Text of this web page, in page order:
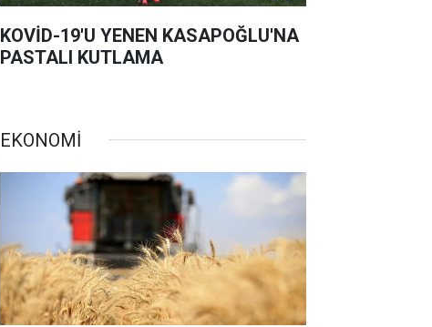
KOVİD-19'U YENEN KASAPOĞLU'NA
PASTALI KUTLAMA
EKONOMİ